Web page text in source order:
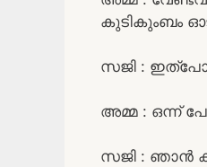
കുടികുംബം
സജി :
അമ്മ : ഒന്ന്
സജി : ഞാൻ